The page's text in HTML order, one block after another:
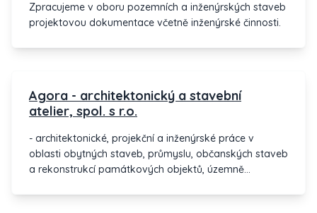
Zpracujeme v oboru pozemních a inženýrských staveb
projektovou dokumentace včetně inženýrské činnosti.
Agora - architektonický a stavební
atelier, spol. s r.o.
- architektonické, projekční a inženýrské práce v
oblasti obytných staveb, průmyslu, občanských staveb
a rekonstrukcí památkových objektů, územně